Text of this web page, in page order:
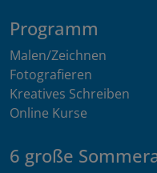
Programm
Malen/Zeichnen
Fotografieren
Kreatives Schreiben
Online Kurse
6 große